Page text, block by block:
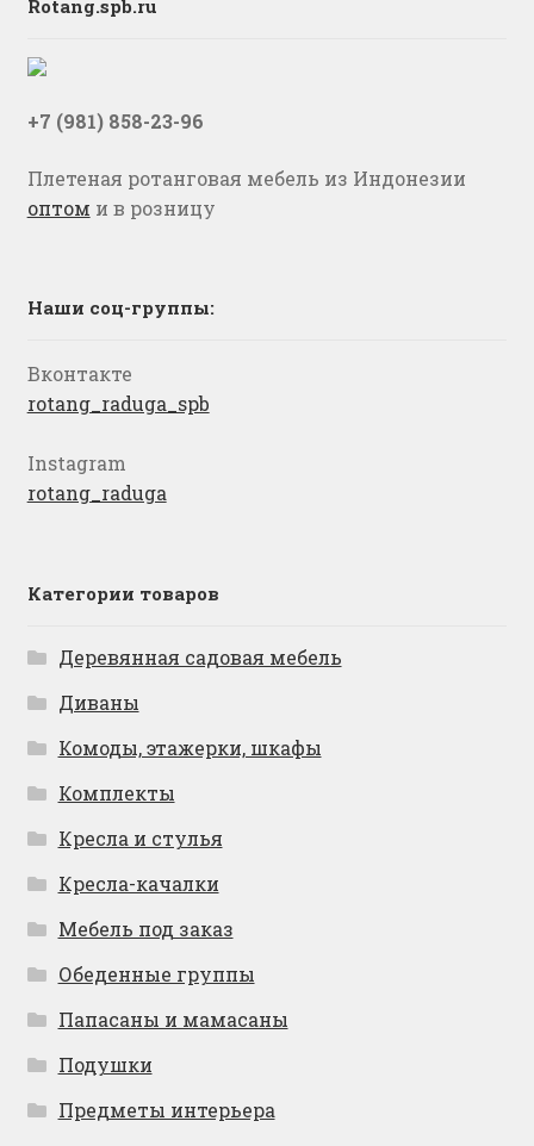
Rotang.spb.ru
+7 (981) 858-23-96
Плетеная ротанговая мебель из Индонезии
оптом и в розницу
Наши соц-группы:
Вконтакте
rotang_raduga_spb
Instagram
rotang_raduga
Категории товаров
Деревянная садовая мебель
Диваны
Комоды, этажерки, шкафы
Комплекты
Кресла и стулья
Кресла-качалки
Мебель под заказ
Обеденные группы
Папасаны и мамасаны
Подушки
Предметы интерьера